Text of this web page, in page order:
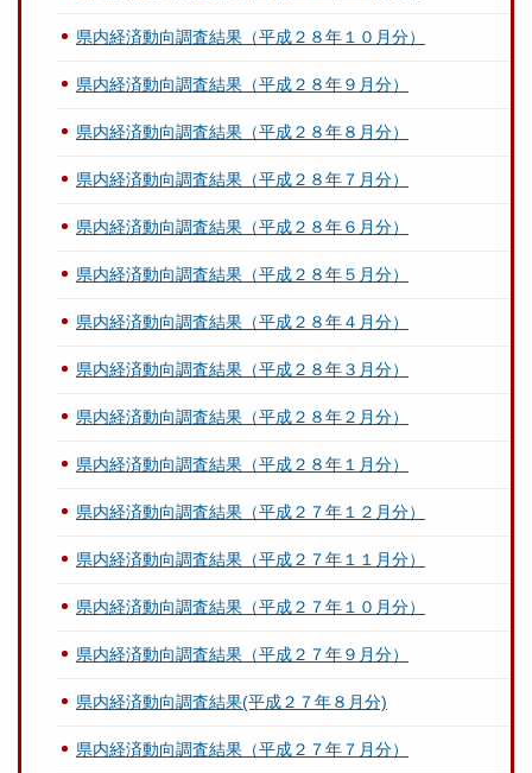
県内経済動向調査結果（平成２８年１０月分）
県内経済動向調査結果（平成２８年９月分）
県内経済動向調査結果（平成２８年８月分）
県内経済動向調査結果（平成２８年７月分）
県内経済動向調査結果（平成２８年６月分）
県内経済動向調査結果（平成２８年５月分）
県内経済動向調査結果（平成２８年４月分）
県内経済動向調査結果（平成２８年３月分）
県内経済動向調査結果（平成２８年２月分）
県内経済動向調査結果（平成２８年１月分）
県内経済動向調査結果（平成２７年１２月分）
県内経済動向調査結果（平成２７年１１月分）
県内経済動向調査結果（平成２７年１０月分）
県内経済動向調査結果（平成２７年９月分）
県内経済動向調査結果(平成２７年８月分)
県内経済動向調査結果（平成２７年７月分）